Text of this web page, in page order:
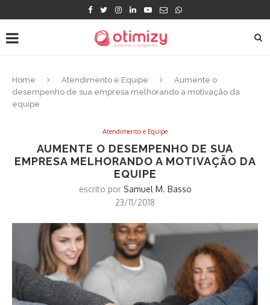
Home Atendimento e Equipe
Aumente o
desempenho de sua empresa melhorando a motivação da
equipe
Atendimento e Equipe
AUMENTE O DESEMPENHO DE SUA
EMPRESA MELHORANDO A MOTIVAÇÃO DA
EQUIPE
escrito por Samuel M. Basso
23/11/2018